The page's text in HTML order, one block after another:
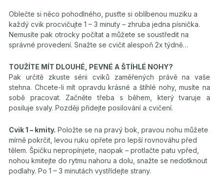
Oblečte si něco pohodlného, pusťte si oblíbenou muziku a
každý cvik procvičujte 1 – 3 minuty – zhruba jedna písnička.
Nemusíte pak otrocky počítat a můžete se soustředit na
správné provedení. Snažte se cvičit alespoň 2x týdně…
TOUŽÍTE MÍT DLOUHÉ, PEVNÉ A ŠTÍHLÉ NOHY?
Pak určitě zkuste sérii cviků zaměřených právě na vaše
stehna. Chcete-li mít opravdu krásné a štíhlé nohy, musíte na
sobě pracovat. Začněte třeba s během, který tvaruje a
posiluje svaly. Později přidejte posilování a cvičení.
Cvik 1 – kmity. Položte se na pravý bok, pravou nohu můžete
mírně pokrčit, levou ruku opřete pro lepší rovnováhu před
tělem. Špičku nepropínjete, naopak – protlačte patu vpřed,
nohou kmitejte do rytmu nahoru a dolu, snažte se nedotknout
podlahy. Po 1 – 3 minutách vystřídejte strany.